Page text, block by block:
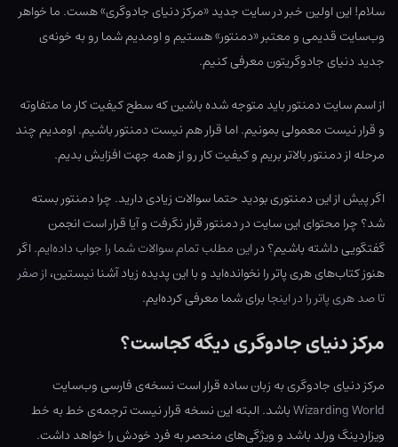
سلام! این اولین خبر در سایت جدید «مرکز دنیای جادوگری» هست. ما خواهر
وب‌سایت قدیمی و معتبر «دمنتور» هستیم و اومدیم شما رو به خونه‌ی
جدید دنیای جادوگریتون معرفی کنیم.
از اسم سایت دمنتور باید متوجه شده باشین که سطح کیفیت کار ما متفاوته
و قرار نیست معمولی بمونیم. اما قرار هم نیست دمنتور باشیم. اومدیم چند
مرحله از دمنتور بالاتر بریم و کیفیت کار رو از همه جهت افزایش بدیم.
اگر پیش از این دمنتوری بودید حتما سوالات زیادی دارید. چرا دمنتور بسته
شد؟ چرا محتوای این سایت در دمنتور قرار نگرفت و آیا قرار است انجمن
گفتگویی داشته باشیم؟ دراین مطلب تمام سوالات شما را جواب داده‌ایم. اگر
هنوز کتاب‌های هری پاتر را نخوانده‌اید و با این پدیده زیاد آشنا نیستین،از صفر
تا صد هری پاتر را در اینجابرای شما معرفی کرده‌ایم.
مرکز دنیای جادوگری دیگه کجاست؟
مرکز دنیای جادوگری به زبان ساده قرار است نسخه‌ی فارسی وب‌سایت
Wizarding Worldباشد. البته این نسخه قرار نیست ترجمه‌ی خط به خط
ویزاردینگ ورلد باشد و ویژگی‌های منحصر به فرد خودش را خواهد داشت.